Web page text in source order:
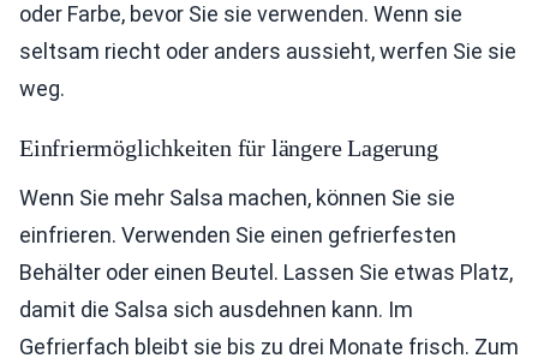
oder Farbe, bevor Sie sie verwenden. Wenn sie
seltsam riecht oder anders aussieht, werfen Sie sie
weg.
Einfriermöglichkeiten für längere Lagerung
Wenn Sie mehr Salsa machen, können Sie sie
einfrieren. Verwenden Sie einen gefrierfesten
Behälter oder einen Beutel. Lassen Sie etwas Platz,
damit die Salsa sich ausdehnen kann. Im
Gefrierfach bleibt sie bis zu drei Monate frisch. Zum